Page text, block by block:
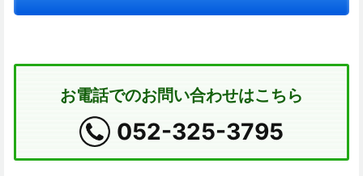
お電話でのお問い合わせはこちら
052-325-3795